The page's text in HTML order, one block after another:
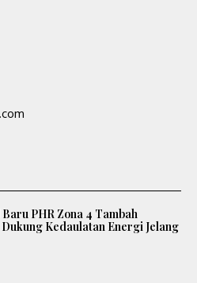
PHR Zona 4 Tambah
Kedaulatan Energi Jelang